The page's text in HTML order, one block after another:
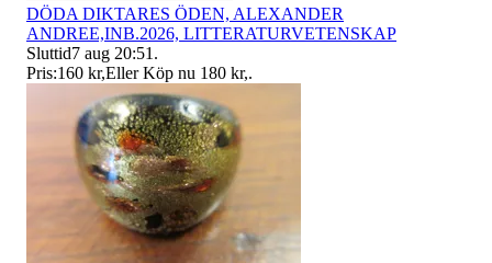
DÖDA DIKTARES ÖDEN, ALEXANDER
ANDREE,INB.2026, LITTERATURVETENSKAP
Sluttid7 aug 20:51 .
Pris:160 kr,Eller Köp nu 180 kr,.